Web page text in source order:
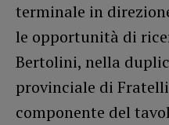
terminale in
le opportunità di
Bertolini, nella
provinciale di
componente del